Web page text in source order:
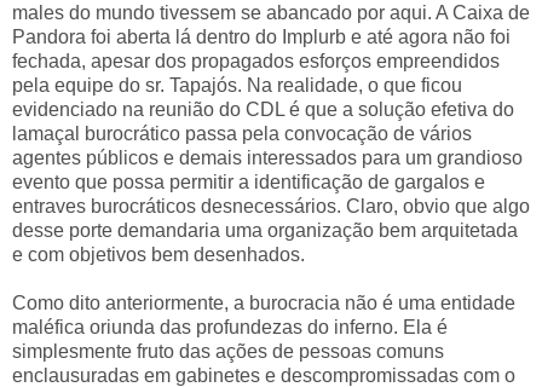
males do mundo tivessem se abancado por aqui. A Caixa de
Pandora foi aberta lá dentro do Implurb e até agora não foi
fechada, apesar dos propagados esforços empreendidos
pela equipe do sr. Tapajós. Na realidade, o que ficou
evidenciado na reunião do CDL é que a solução efetiva do
lamaçal burocrático passa pela convocação de vários
agentes públicos e demais interessados para um grandioso
evento que possa permitir a identificação de gargalos e
entraves burocráticos desnecessários. Claro, obvio que algo
desse porte demandaria uma organização bem arquitetada
e com objetivos bem desenhados.
Como dito anteriormente, a burocracia não é uma entidade
maléfica oriunda das profundezas do inferno. Ela é
simplesmente fruto das ações de pessoas comuns
enclausuradas em gabinetes e descompromissadas com o